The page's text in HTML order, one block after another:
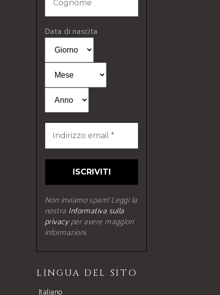
Data di nascita
Non inviamo spam! Leggi la
nostra Informativa sulla
privacyper avere maggiori
informazioni.
LINGUA DEL SITO
Italiano